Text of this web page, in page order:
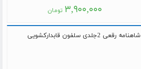
۳,۹۰۰,۰۰۰ تومان
شاهنامه رقعی 2جلدی سلفون قابدارکشویی